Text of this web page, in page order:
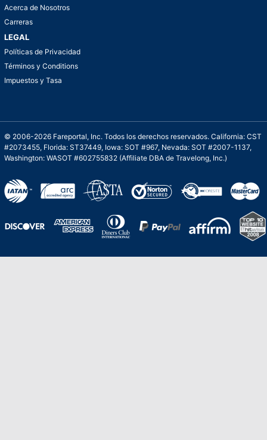
Acerca de Nosotros
Carreras
LEGAL
Políticas de Privacidad
Términos y Conditions
Impuestos y Tasa
© 2006-2026 Fareportal, Inc. Todos los derechos reservados. California: CST
#2073455, Florida: ST37449, Iowa: SOT #967, Nevada: SOT #2007-1137,
Washington: WASOT #602755832 (Affiliate DBA de Travelong, Inc.)